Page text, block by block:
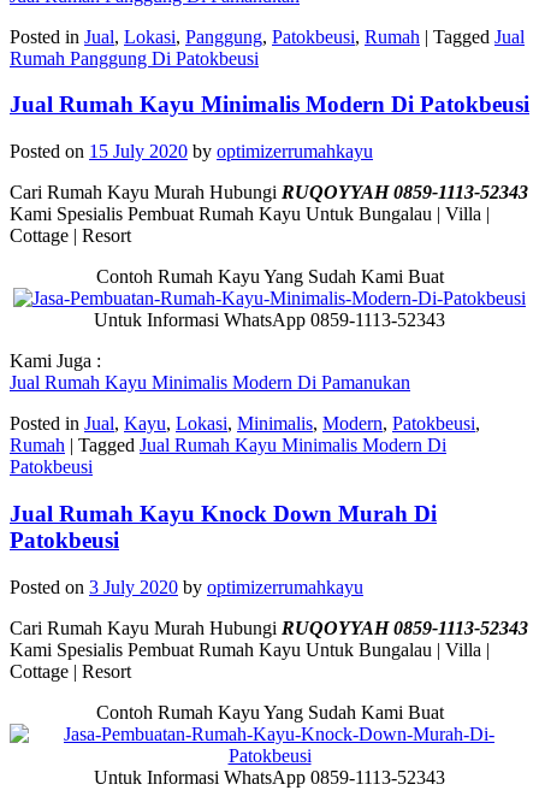
Posted in Jual, Lokasi, Panggung, Patokbeusi, Rumah | Tagged Jual
Rumah Panggung Di Patokbeusi
Jual Rumah Kayu Minimalis Modern Di Patokbeusi
Posted on 15 July 2020 by optimizerrumahkayu
Cari Rumah Kayu Murah Hubungi RUQOYYAH 0859-1113-52343
Kami Spesialis Pembuat Rumah Kayu Untuk Bungalau | Villa |
Cottage | Resort
Contoh Rumah Kayu Yang Sudah Kami Buat
Untuk Informasi WhatsApp 0859-1113-52343
Kami Juga :
Jual Rumah Kayu Minimalis Modern Di Pamanukan
Posted in Jual, Kayu, Lokasi, Minimalis, Modern, Patokbeusi,
Rumah | Tagged Jual Rumah Kayu Minimalis Modern Di
Patokbeusi
Jual Rumah Kayu Knock Down Murah Di
Patokbeusi
Posted on 3 July 2020 by optimizerrumahkayu
Cari Rumah Kayu Murah Hubungi RUQOYYAH 0859-1113-52343
Kami Spesialis Pembuat Rumah Kayu Untuk Bungalau | Villa |
Cottage | Resort
Contoh Rumah Kayu Yang Sudah Kami Buat
Untuk Informasi WhatsApp 0859-1113-52343